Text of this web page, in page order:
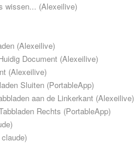
wissen... (Alexeilive)
(Alexeilive)
Document (Alexeilive)
(Alexeilive)
Sluiten (PortableApp)
aan de Linkerkant (Alexeilive)
Rechts (PortableApp)
)
)